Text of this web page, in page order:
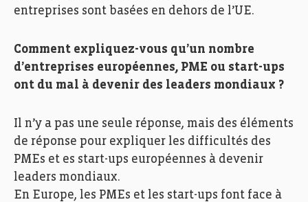
entreprises sont basées en dehors de l’UE.
Comment expliquez-vous qu’un nombre
d’entreprises européennes, PME ou start-ups
ont du mal à devenir des leaders mondiaux ?
Il n’y a pas une seule réponse, mais des éléments
de réponse pour expliquer les difficultés des
PMEs et es start-ups européennes à devenir
leaders mondiaux.
En Europe, les PMEs et les start-ups font face à